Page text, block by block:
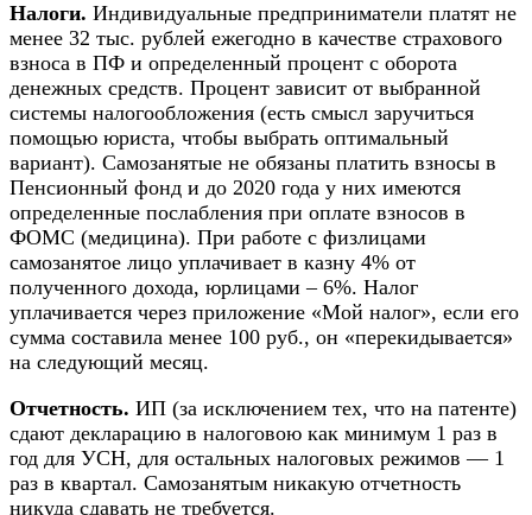
Налоги. Индивидуальные предприниматели платят не
менее 32 тыс. рублей ежегодно в качестве страхового
взноса в ПФ и определенный процент с оборота
денежных средств. Процент зависит от выбранной
системы налогообложения (есть смысл заручиться
помощью юриста, чтобы выбрать оптимальный
вариант). Самозанятые не обязаны платить взносы в
Пенсионный фонд и до 2020 года у них имеются
определенные послабления при оплате взносов в
ФОМС (медицина). При работе с физлицами
самозанятое лицо уплачивает в казну 4% от
полученного дохода, юрлицами – 6%. Налог
уплачивается через приложение «Мой налог», если его
сумма составила менее 100 руб., он «перекидывается»
на следующий месяц.
Отчетность. ИП (за исключением тех, что на патенте)
сдают декларацию в налоговою как минимум 1 раз в
год для УСН, для остальных налоговых режимов — 1
раз в квартал. Самозанятым никакую отчетность
никуда сдавать не требуется.